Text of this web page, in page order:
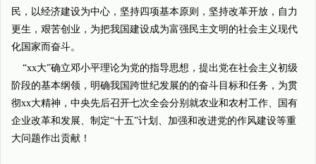
民，以经济建设为中心，坚持四项基本原则，坚持改革开放，自力
更生，艰苦创业，为把我国建设成为富强民主文明的社会主义现代
化国家而奋斗。
“xx大”确立邓小平理论为党的指导思想，提出党在社会主义初级
阶段的基本纲领，明确我国跨世纪发展的的奋斗目标和任务，为贯
彻xx大精神，中央先后召开七次全会分别就农业和农村工作、国有
企业改革和发展、制定“十五”计划、加强和改进党的作风建设等重
大问题作出贡献！